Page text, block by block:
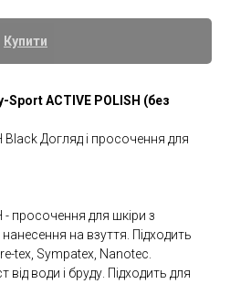
Купити
Sport ACTIVE POLISH (без
Black Догляд і просочення для
- просочення для шкіри з
на взуття. Підходить
tex, Sympatex, Nanotec.
від води і бруду. Підходить для